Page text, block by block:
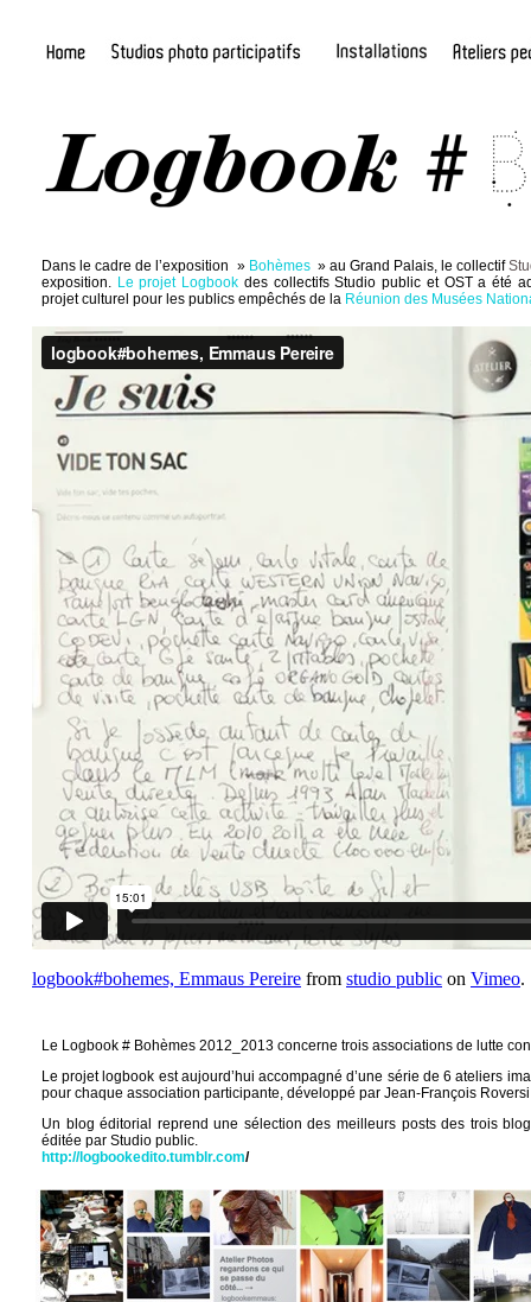
Dans le cadre de l’exposition » Bohèmes » au Grand Palais, le collectif
exposition. Le projet Logbook des collectifs Studio public et OST a été
projet culturel pour les publics empêchés de la Réunion des Musées
Le Logbook # Bohèmes 2012_2013 concerne trois associations de lutte
Le projet logbook est aujourd’hui accompagné d’une série de 6 ateliers
pour chaque association participante, développé par Jean-François
Un blog éditorial reprend une sélection des meilleurs posts des trois
éditée par Studio public.
http://logbookedito.tumblr.com/